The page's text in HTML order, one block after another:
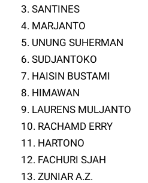
3. SANTINES
4. MARJANTO
5. UNUNG SUHERMAN
6. SUDJANTOKO
7. HAISIN BUSTAMI
8. HIMAWAN
9. LAURENS MULJANTO
10. RACHAMD ERRY
11. HARTONO
12. FACHURI SJAH
13. ZUNIAR A.Z.